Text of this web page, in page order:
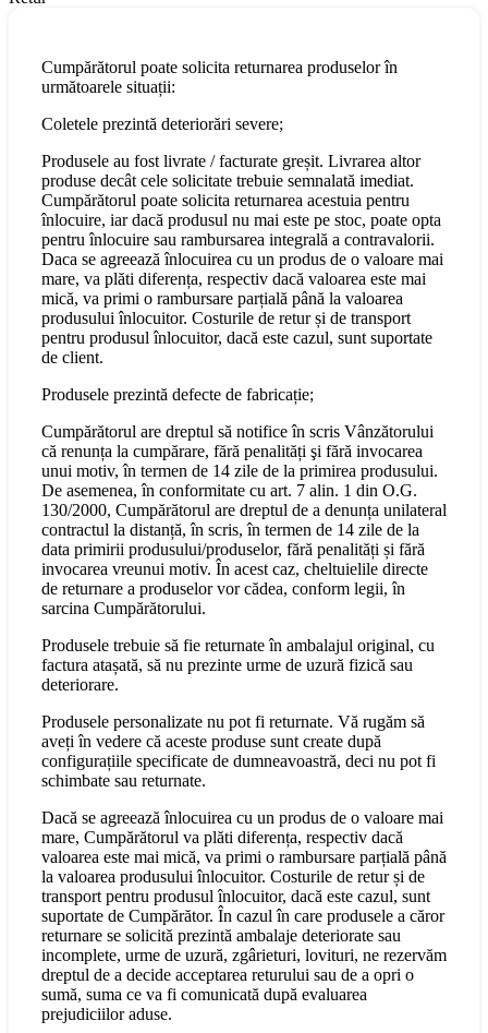
Cumpărătorul poate solicita returnarea produselor în
următoarele situații:
Coletele prezintă deteriorări severe;
Produsele au fost livrate / facturate greșit. Livrarea altor
produse decât cele solicitate trebuie semnalată imediat.
Cumpărătorul poate solicita returnarea acestuia pentru
înlocuire, iar dacă produsul nu mai este pe stoc, poate opta
pentru înlocuire sau rambursarea integrală a contravalorii.
Daca se agreează înlocuirea cu un produs de o valoare mai
mare, va plăti diferența, respectiv dacă valoarea este mai
mică, va primi o rambursare parțială până la valoarea
produsului înlocuitor. Costurile de retur și de transport
pentru produsul înlocuitor, dacă este cazul, sunt suportate
de client.
Produsele prezintă defecte de fabricație;
Cumpărătorul are dreptul să notifice în scris Vânzătorului
că renunța la cumpărare, fără penalități şi fără invocarea
unui motiv, în termen de 14 zile de la primirea produsului.
De asemenea, în conformitate cu art. 7 alin. 1 din O.G.
130/2000, Cumpărătorul are dreptul de a denunța unilateral
contractul la distanță, în scris, în termen de 14 zile de la
data primirii produsului/produselor, fără penalități și fără
invocarea vreunui motiv. În acest caz, cheltuielile directe
de returnare a produselor vor cădea, conform legii, în
sarcina Cumpărătorului.
Produsele trebuie să fie returnate în ambalajul original, cu
factura atașată, să nu prezinte urme de uzură fizică sau
deteriorare.
Produsele personalizate nu pot fi returnate. Vă rugăm să
aveți în vedere că aceste produse sunt create după
configurațiile specificate de dumneavoastră, deci nu pot fi
schimbate sau returnate.
Dacă se agreează înlocuirea cu un produs de o valoare mai
mare, Cumpărătorul va plăti diferența, respectiv dacă
valoarea este mai mică, va primi o rambursare parțială până
la valoarea produsului înlocuitor. Costurile de retur și de
transport pentru produsul înlocuitor, dacă este cazul, sunt
suportate de Cumpărător. În cazul în care produsele a căror
returnare se solicită prezintă ambalaje deteriorate sau
incomplete, urme de uzură, zgârieturi, lovituri, ne rezervăm
dreptul de a decide acceptarea returului sau de a opri o
sumă, suma ce va fi comunicată după evaluarea
prejudiciilor aduse.